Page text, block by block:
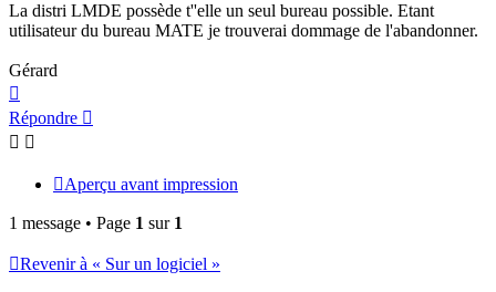
La distri LMDE possède t''elle un seul bureau possible. Etant
utilisateur du bureau MATE je trouverai dommage de l'abandonner.
Gérard
Répondre
Aperçu avant impression
1 message • Page 1 sur 1
Revenir à « Sur un logiciel »